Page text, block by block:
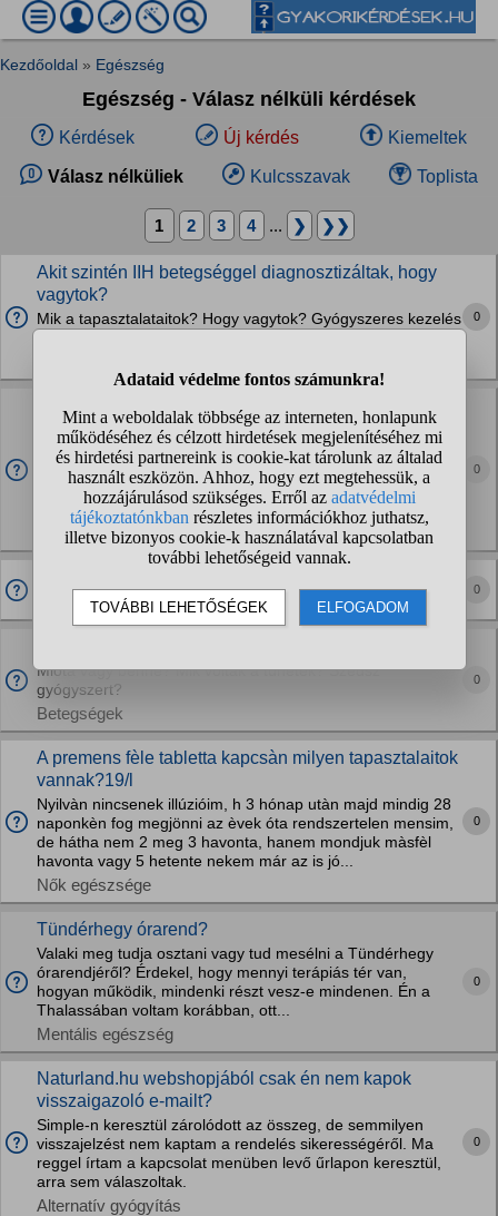
Kezdőoldal » Egészség
Egészség - Válasz nélküli kérdések
Kérdések Új kérdés Kiemeltek
Válasz nélküliek Kulcsszavak Toplista
1 2 3 4 ... ❯ ❯❯
Akit szintén IIH betegséggel diagnosztizáltak, hogy
vagytok?
Mik a tapasztalataitok? Hogy vagytok? Gyógyszeres kezelés
0
Kemoterápiás kezelés alatt kinek mi segített a jobb
közérzetért?
Barátnőm jövő héten kezdi a kezelést és szeretnék neki
összeállítani egy csomagot, amiben olyan dolgok lennének,
amik segíthetnek neki a kezelés után. Esetleg valami
tippek? Kinek mi segített?
Egészségügyi ellátások
0
Alternatív gyógyítás
0
Mióta vagy benne? Mik voltak a tünetek? Szedsz
gyógyszert?
Betegségek
0
A premens fèle tabletta kapcsàn milyen tapasztalaitok
vannak?19/l
Nyilvàn nincsenek illúzióim, h 3 hónap utàn majd mindig 28
naponkèn fog megjönni az èvek óta rendszertelen mensim,
de hátha nem 2 meg 3 havonta, hanem mondjuk màsfèl
havonta vagy 5 hetente nekem már az is jó...
Nők egészsége
0
Tündérhegy órarend?
Valaki meg tudja osztani vagy tud mesélni a Tündérhegy
órarendjéről? Érdekel, hogy mennyi terápiás tér van,
hogyan működik, mindenki részt vesz-e mindenen. Én a
Thalassában voltam korábban, ott...
Mentális egészség
0
Naturland.hu webshopjából csak én nem kapok
visszaigazoló e-mailt?
Simple-n keresztül zárolódott az összeg, de semmilyen
visszajelzést nem kaptam a rendelés sikerességéről. Ma
reggel írtam a kapcsolat menüben levő űrlapon keresztül,
arra sem válaszoltak.
Alternatív gyógyítás
0